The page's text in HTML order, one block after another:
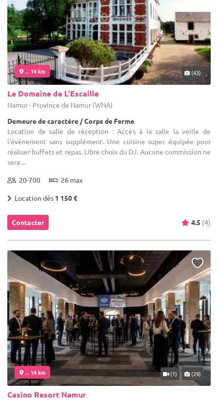
... 14 km (43)
Le Domaine de L’Escaille
Namur - Province de Namur (WNA)
Demeure de caractère / Corps de Ferme
Location de salle de réception : Accès à la salle la veille de
l'évènement sans supplément. Une cuisine super équipée pour
réaliser buffets et repas. Libre choix du DJ. Aucune commission ne
sera ...
20-700 26 max
Location dès 1 150 €
Contacter 4.5 (4)
... 14 km (1) (29)
Casino Resort Namur